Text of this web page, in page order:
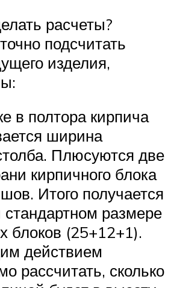
расчеты?
подсчитать
изделия,
в полтора кирпича
ширина
Плюсуются две
кирпичного блока
Итого получается
размере
блоков (25+12+1).
действием
рассчитать, сколько